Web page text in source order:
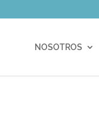
NOSOTROS